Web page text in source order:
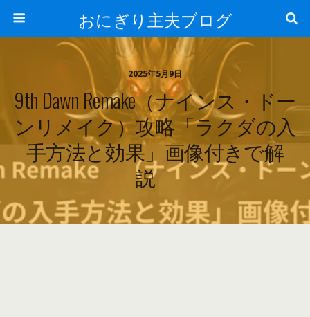
おにぎり主夫ブログ
2025年5月9日
9th Dawn Remake（ナインス・ドー
ンリメイク）攻略「ラクダの入
手方法と効果」画像付きで解
説